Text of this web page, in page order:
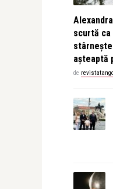
scurtă
așteaptă
de